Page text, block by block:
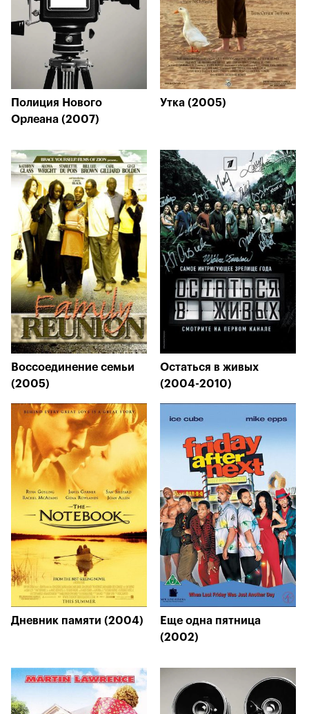
Полиция Нового
Орлеана (2007)
Утка (2005)
Воссоединение семьи
(2005)
Остаться в живых
(2004-2010)
Дневник памяти (2004)
Еще одна пятница
(2002)